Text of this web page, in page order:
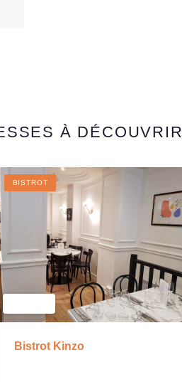
À DÉCOUVRIR
BISTROT
Bistrot Kinzo